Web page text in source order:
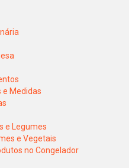
e Medidas
e Legumes
e Vegetais
no Congelador